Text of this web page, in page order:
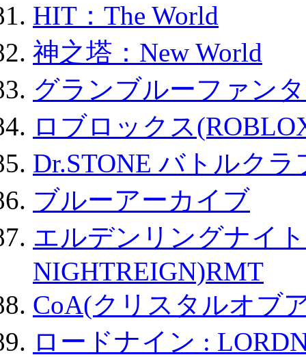
HIT：The World
神之塔：New World
グランブルーファン
ロブロックス
Dr.STONE バトルク
ブルーアーカイブ
エルデンリングナイ
NIGHTREIGN)RMT
CoA(クリスタルオブ
ロードナイン :